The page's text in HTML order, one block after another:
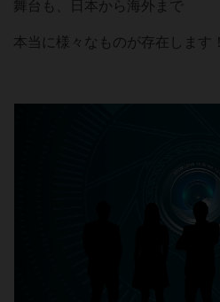
舞台も、日本から海外まで
本当に様々なものが存在します！